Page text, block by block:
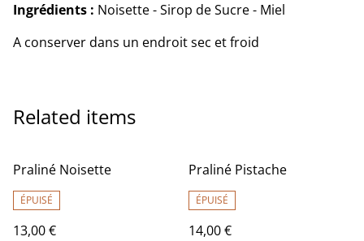
Ingrédients : Noisette - Sirop de Sucre - Miel
A conserver dans un endroit sec et froid
Related items
Praliné Noisette
ÉPUISÉ
13,00 €
Praliné Pistache
ÉPUISÉ
14,00 €